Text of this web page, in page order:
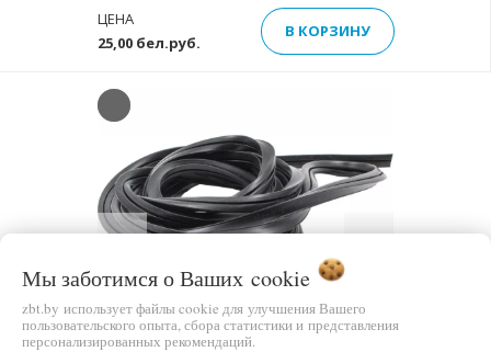
25,00 бел.руб.
ЦЕНА
В КОРЗИНУ
Previous Next
Мы заботимся о Ваших cookie
zbt.by использует файлы cookie для улучшения Вашего
пользовательского опыта, сбора статистики и представления
персонализированных рекомендаций.